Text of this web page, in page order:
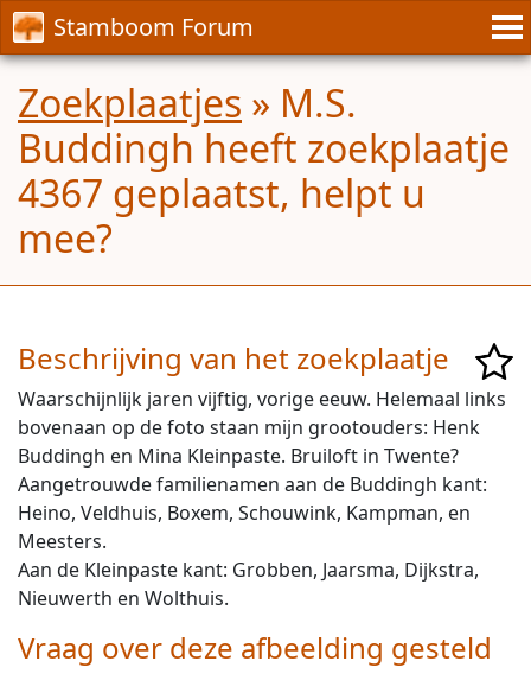
Stamboom Forum
Zoekplaatjes » M.S.
Buddingh heeft zoekplaatje
4367 geplaatst, helpt u
mee?
Beschrijving van het zoekplaatje
Waarschijnlijk jaren vijftig, vorige eeuw. Helemaal links
bovenaan op de foto staan mijn grootouders: Henk
Buddingh en Mina Kleinpaste. Bruiloft in Twente?
Aangetrouwde familienamen aan de Buddingh kant:
Heino, Veldhuis, Boxem, Schouwink, Kampman, en
Meesters.
Aan de Kleinpaste kant: Grobben, Jaarsma, Dijkstra,
Nieuwerth en Wolthuis.
Vraag over deze afbeelding gesteld